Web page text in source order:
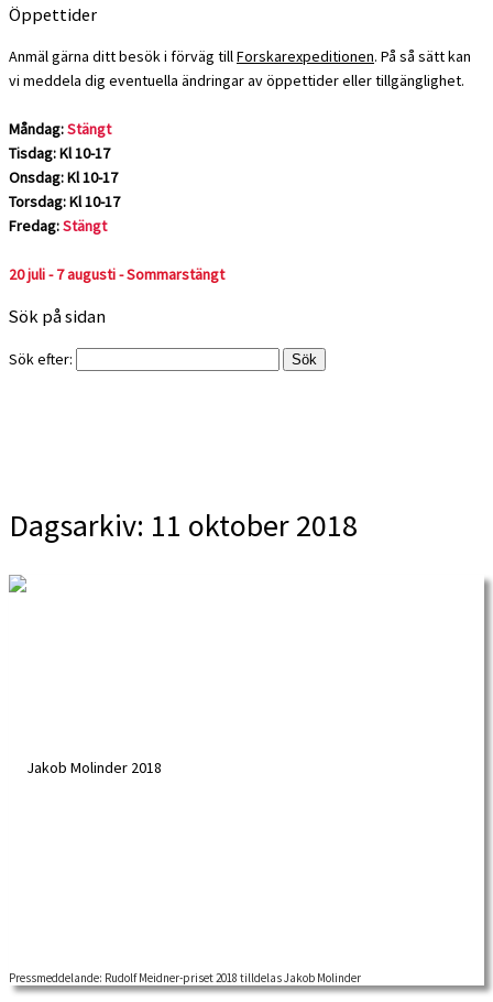
Öppettider
Anmäl gärna ditt besök i förväg tillForskarexpeditionen. På så sätt kan
vi meddela dig eventuella ändringar av öppettider eller tillgänglighet.
Måndag:Stängt
Tisdag: Kl 10-17
Onsdag: Kl 10-17
Torsdag: Kl 10-17
Fredag:Stängt
20 juli - 7 augusti - Sommarstängt
Sök på sidan
Sök efter:
Dagsarkiv: 11 oktober 2018
RUDOLF MEIDNER-PRISET 2018 för forskning i fackföreningsrörelsens historia
Pressmeddelande: Rudolf Meidner-priset 2018 tilldelas Jakob Molinder